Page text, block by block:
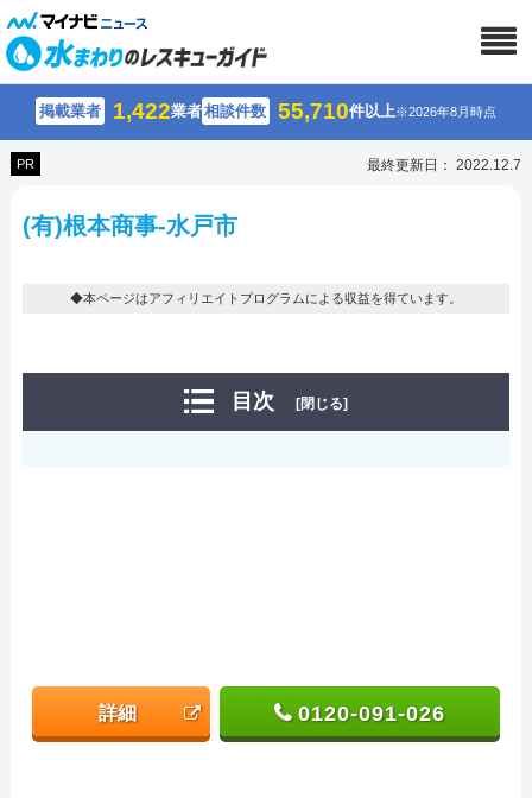
掲載業者 1,422業者相談件数 55,710件以上※2026年8月時点
PR 最終更新日： 2022.12.7
(有)根本商事-水戸市
◆本ページはアフィリエイトプログラムによる収益を得ています。
目次 [閉じる]
詳細 0120-091-026